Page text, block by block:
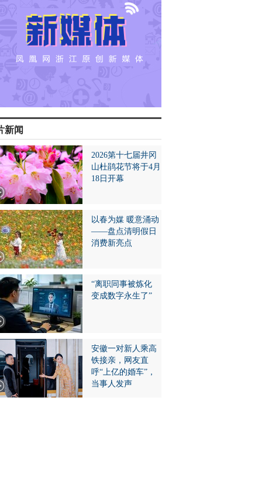
新闻
2026第十七届井冈
山杜鹃花节将于4月
18日开幕
以春为媒 暖意涌动
——盘点清明假日
消费新亮点
“离职同事被炼化
变成数字永生了”
安徽一对新人乘高
铁接亲，网友直
呼“上亿的婚车”，
当事人发声